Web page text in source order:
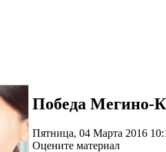
Победа Мегино-
Пятница, 04 Марта 2016
Оцените материал